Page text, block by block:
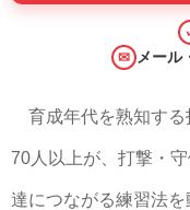
✉ メール
育成年代を熟知する
70人以上が、打撃・
達につながる練習法を